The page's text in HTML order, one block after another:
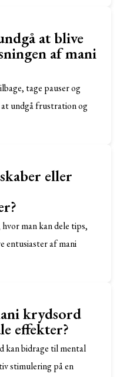
at blive
af mani
tage pauser og
undgå frustration og
eller
man kan dele tips,
entusiaster af mani
krydsord
effekter?
kan bidrage til mental
stimulering på en